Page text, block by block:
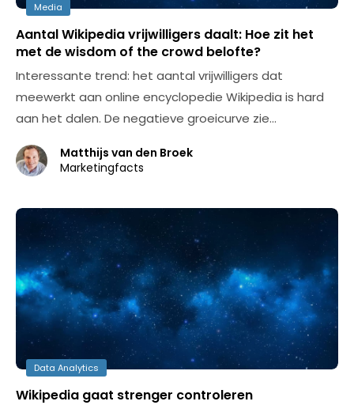
Media
Aantal Wikipedia vrijwilligers daalt: Hoe zit het
met de wisdom of the crowd belofte?
Interessante trend: het aantal vrijwilligers dat
meewerkt aan online encyclopedie Wikipedia is hard
aan het dalen. De negatieve groeicurve zie…
Matthijs van den Broek
Marketingfacts
Data Analytics
Wikipedia gaat strenger controleren